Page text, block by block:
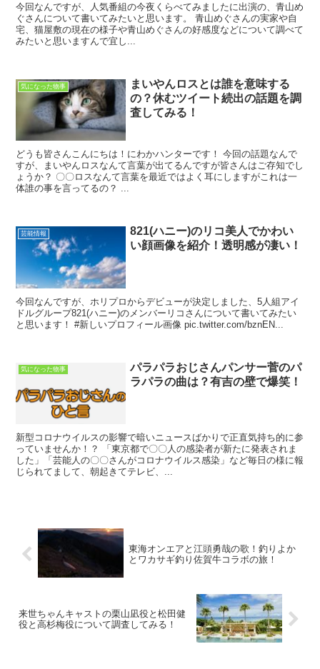
今回なんですが、人気番組の今夜くらべてみましたに出演の、青山め
ぐさんについて書いてみたいと思います。 青山めぐさんの実家や自
宅、猫屋敷の現在の様子や青山めぐさんの好感度などについて調べて
みたいと思いますんで宜し...
気になった物事
まいやんロスとは誰を意味する
の？休むツイート続出の話題を調
査してみる！
どうも皆さんこんにちは！にわかハンターです！ 今回の話題なんで
すが、まいやんロスなんて言葉が出てるんですが皆さんはご存知でし
ょうか？ 〇〇ロスなんて言葉を最近ではよく耳にしますがこれは一
体誰の事を言ってるの？ ...
芸能情報
821(ハニー)のリコ美人でかわい
い顔画像を紹介！透明感が凄い！
今回なんですが、ホリプロからデビューが決定しました、5人組アイ
ドルグループ821(ハニー)のメンバーリコさんについて書いてみたい
と思います！ #新しいプロフィール画像 pic.twitter.com/bznEN...
気になった物事
パラパラおじさんパンサー菅のパ
ラパラの曲は？有吉の壁で爆笑！
新型コロナウイルスの影響で暗いニュースばかりで正直気持ち的に参
っていませんか！？ 「東京都で〇〇人の感染者が新たに発表されま
した」「芸能人の〇〇さんがコロナウイルス感染」など毎日の様に報
じられてまして、朝起きてテレビ、...
東海オンエアと江頭勇哉の歌！釣りよか
とワカサギ釣り佐賀牛コラボの旅！
来世ちゃんキャストの栗山凪役と松田健
役と高杉梅役について調査してみる！